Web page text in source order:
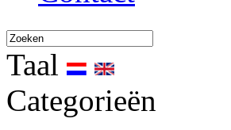
Taal
Categorieën